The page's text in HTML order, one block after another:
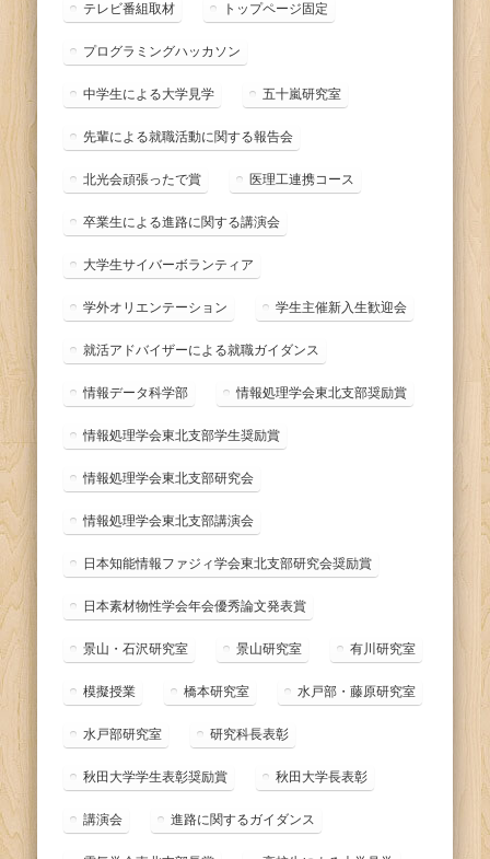
テレビ番組取材 トップページ固定
プログラミングハッカソン
中学生による大学見学 五十嵐研究室
先輩による就職活動に関する報告会
北光会頑張ったで賞 医理工連携コース
卒業生による進路に関する講演会
大学生サイバーボランティア
学外オリエンテーション 学生主催新入生歓迎会
就活アドバイザーによる就職ガイダンス
情報データ科学部 情報処理学会東北支部奨励賞
情報処理学会東北支部学生奨励賞
情報処理学会東北支部研究会
情報処理学会東北支部講演会
日本知能情報ファジィ学会東北支部研究会奨励賞
日本素材物性学会年会優秀論文発表賞
景山・石沢研究室 景山研究室 有川研究室
模擬授業 橋本研究室 水戸部・藤原研究室
水戸部研究室 研究科長表彰
秋田大学学生表彰奨励賞 秋田大学長表彰
講演会 進路に関するガイダンス